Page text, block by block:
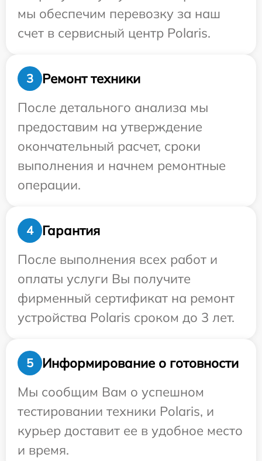
мы обеспечим перевозку за наш
счет в сервисный центр Polaris.
3
Ремонт техники
После детального анализа мы
предоставим на утверждение
окончательный расчет, сроки
выполнения и начнем ремонтные
операции.
4
Гарантия
После выполнения всех работ и
оплаты услуги Вы получите
фирменный сертификат на ремонт
устройства Polaris сроком до 3 лет.
5
Информирование о готовности
Мы сообщим Вам о успешном
тестировании техники Polaris, и
курьер доставит ее в удобное место
и время.